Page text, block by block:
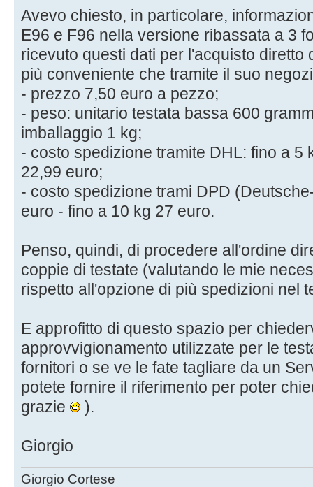
Avevo chiesto, in particolare,
E96 e F96 nella versione ribassata a 3
ricevuto questi dati per l'acquisto diretto
più conveniente che tramite il suo
- prezzo 7,50 euro a pezzo;
- peso: unitario testata bassa 600
imballaggio 1 kg;
- costo spedizione tramite DHL: fino a 5
22,99 euro;
- costo spedizione trami DPD
euro - fino a 10 kg 27 euro.
Penso, quindi, di procedere all'ordine
coppie di testate (valutando le mie
rispetto all'opzione di più spedizioni nel
E approfitto di questo spazio per
approvvigionamento utilizzate per le
fornitori o se ve le fate tagliare da un
potete fornire il riferimento per poter
grazie
).
Giorgio
Giorgio Cortese